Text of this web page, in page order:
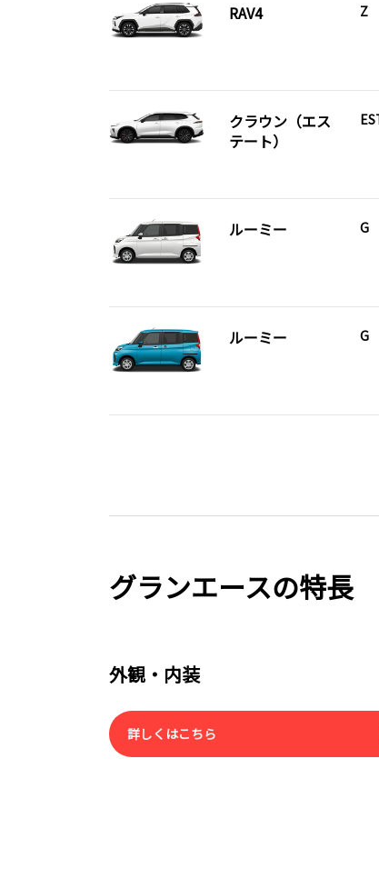
RAV4 Z
クラウン（エス
テート）
ルーミー G
ルーミー G
グランエースの特長
外観・内装
詳しくはこちら